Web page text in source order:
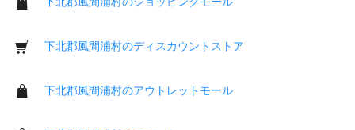
下北郡風間浦村のディスカウントストア
下北郡風間浦村のアウトレットモール